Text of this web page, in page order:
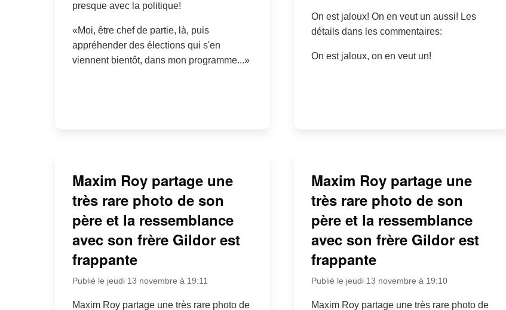
presque avec la politique!
«Moi, être chef de partie, là, puis
appréhender des élections qui s'en
viennent bientôt, dans mon programme...»
On est jaloux! On en veut un aussi! Les
détails dans les commentaires:
On est jaloux, on en veut un!
Maxim Roy partage une
très rare photo de son
père et la ressemblance
avec son frère Gildor est
frappante
Publié le jeudi 13 novembre à 19:11
Maxim Roy partage une très rare photo de
Maxim Roy partage une
très rare photo de son
père et la ressemblance
avec son frère Gildor est
frappante
Publié le jeudi 13 novembre à 19:10
Maxim Roy partage une très rare photo de